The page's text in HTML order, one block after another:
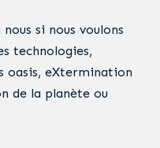
si nous voulons
technologies,
oasis, eXtermination
de la planète ou